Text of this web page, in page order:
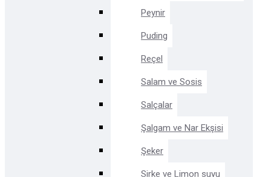
Peynir
Puding
Reçel
Salam ve Sosis
Salçalar
Şalgam ve Nar Ekşisi
Şeker
Sirke ve Limon suyu